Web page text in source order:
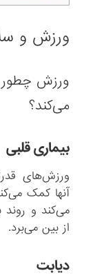
ورزش و
ورزش چطور
می‌کند؟
بیماری قلبی
ورزش‌های
آنها کمک
می‌کند و
از بین می‌برد.
دیابت